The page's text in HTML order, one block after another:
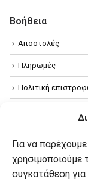
Για να
συγκατάθεση
Βοήθεια
Αποστολές
Πληρωμές
Πολιτική
Πολιτική Cookies